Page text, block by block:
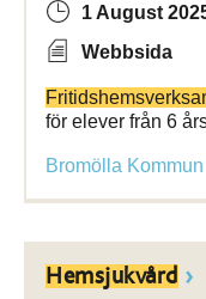
1 August
Webbsida
för elever från 6
Bromölla Kommun
Hemsjukvård